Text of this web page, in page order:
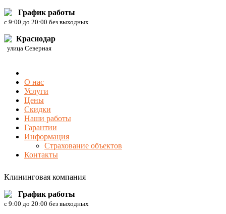
График работы
c 9:00 до 20:00 без выходных
Краснодар
улица Северная
О нас
Услуги
Цены
Скидки
Наши работы
Гарантии
Информация
Страхование объектов
Контакты
Клининговая компания
График работы
c 9:00 до 20:00 без выходных